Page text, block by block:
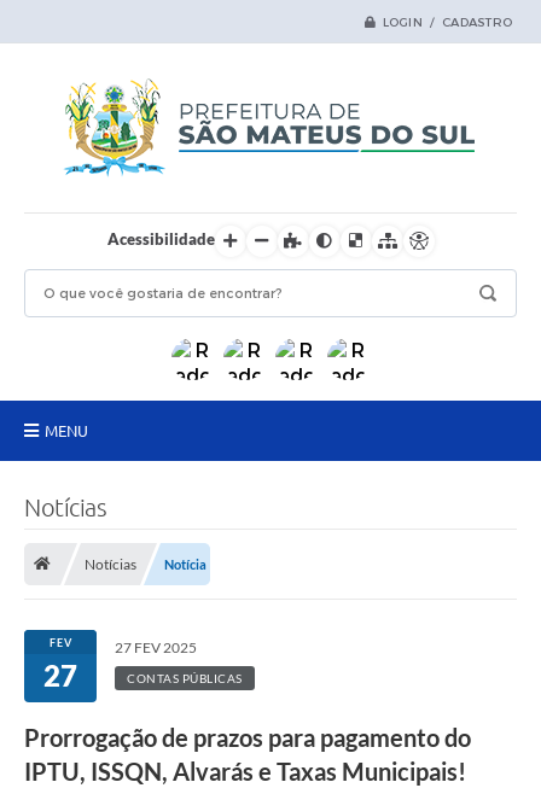
LOGIN / CADASTRO
Acessibilidade
MENU
Transparência
Secretarias
Ouvidoria
Notícias
Notícias Notícia
FEV
27
27 FEV 2025
CONTAS PÚBLICAS
Prorrogação de prazos para pagamento do
IPTU, ISSQN, Alvarás e Taxas Municipais!